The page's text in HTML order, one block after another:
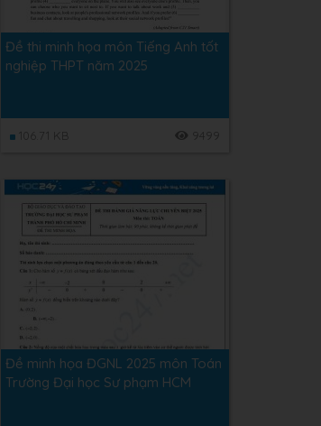
Đề thi minh họa môn Tiếng Anh tốt
nghiệp THPT năm 2025
106.71 KB 9499
Đề minh họa ĐGNL 2025 môn Toán
Trường Đại học Sư phạm HCM